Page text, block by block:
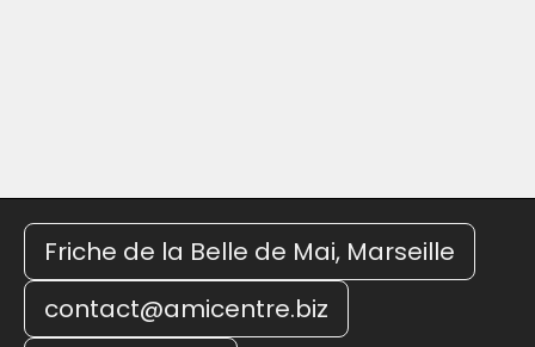
Friche de la Belle de Mai, Marseille
contact@amicentre.biz